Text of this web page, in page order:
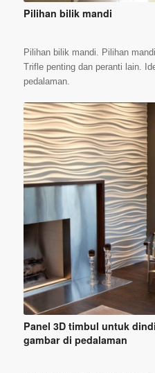
Pilihan bilik mandi
Pilihan bilik mandi. Pilihan
Trifle penting dan peranti lain.
pedalaman.
Panel 3D timbul untuk
gambar di pedalaman